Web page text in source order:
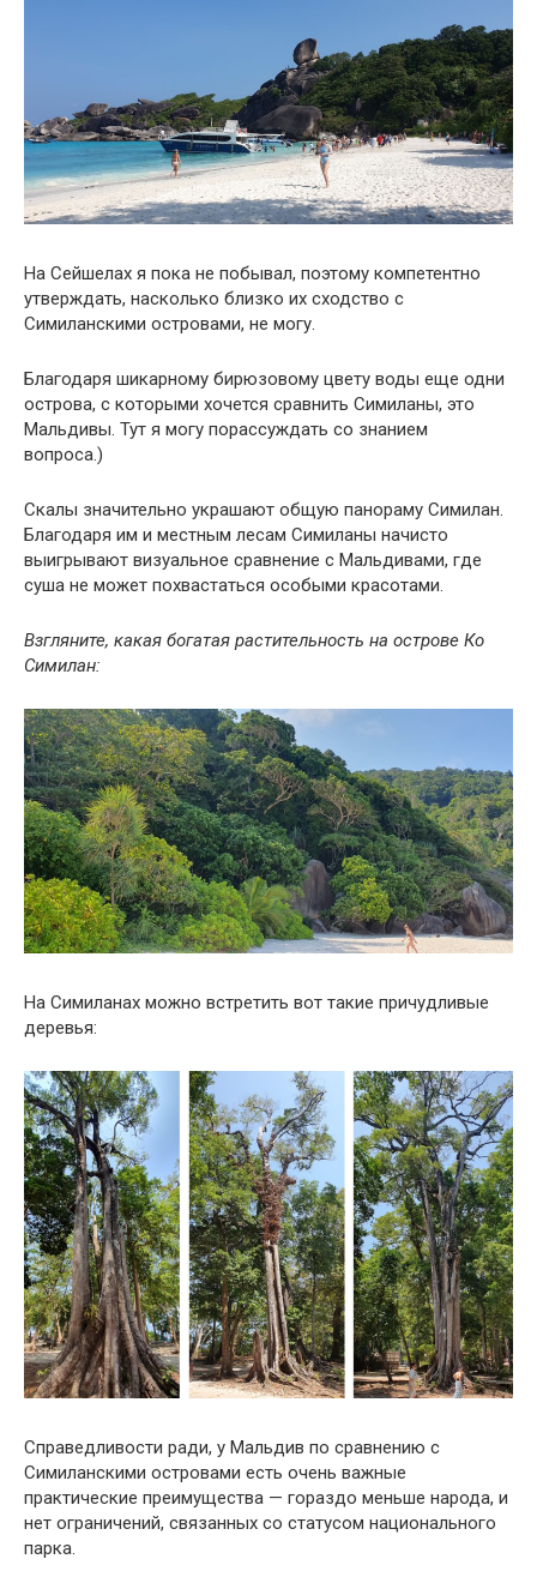
На Сейшелах я пока не побывал, поэтому компетентно
утверждать, насколько близко их сходство с
Симиланскими островами, не могу.
Благодаря шикарному бирюзовому цвету воды еще одни
острова, с которыми хочется сравнить Симиланы, это
Мальдивы. Тут я могу порассуждать со знанием
вопроса.)
Скалы значительно украшают общую панораму Симилан.
Благодаря им и местным лесам Симиланы начисто
выигрывают визуальное сравнение с Мальдивами, где
суша не может похвастаться особыми красотами.
Взгляните, какая богатая растительность на острове Ко
Симилан:
На Симиланах можно встретить вот такие причудливые
деревья:
Справедливости ради, у Мальдив по сравнению с
Симиланскими островами есть очень важные
практические преимущества — гораздо меньше народа, и
нет ограничений, связанных со статусом национального
парка.